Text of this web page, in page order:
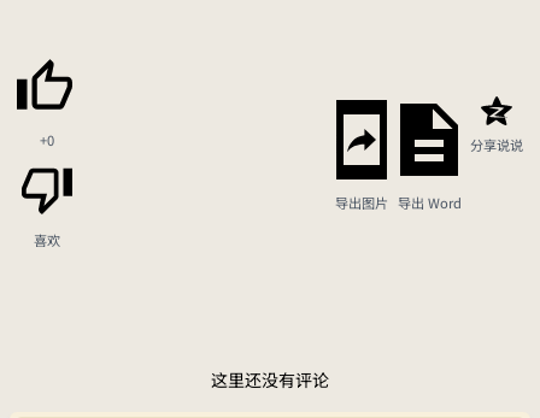
+0
喜欢
导出图片 导出 Word
分享说说
这里还没有评论